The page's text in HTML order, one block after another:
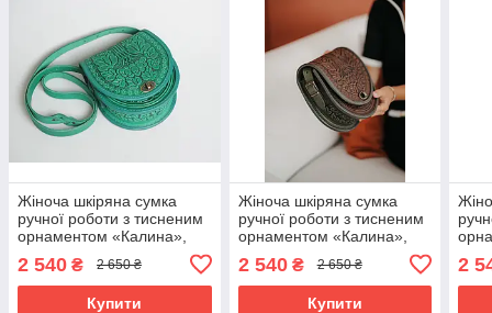
Жіноча шкіряна сумка
ручної роботи з тисненим
орнаментом «Калина»,
натуральної шкіри,
20*21*8 см
2 540 ₴ 2 650 ₴
Купити
Жіноча шкіряна сумка
ручної роботи з тисненим
орнаментом «Калина»,
коричнево-оливкова сумка
з натуральної шкіри,
20*21*8 см
2 540₴ 2 650 ₴
Купити
2